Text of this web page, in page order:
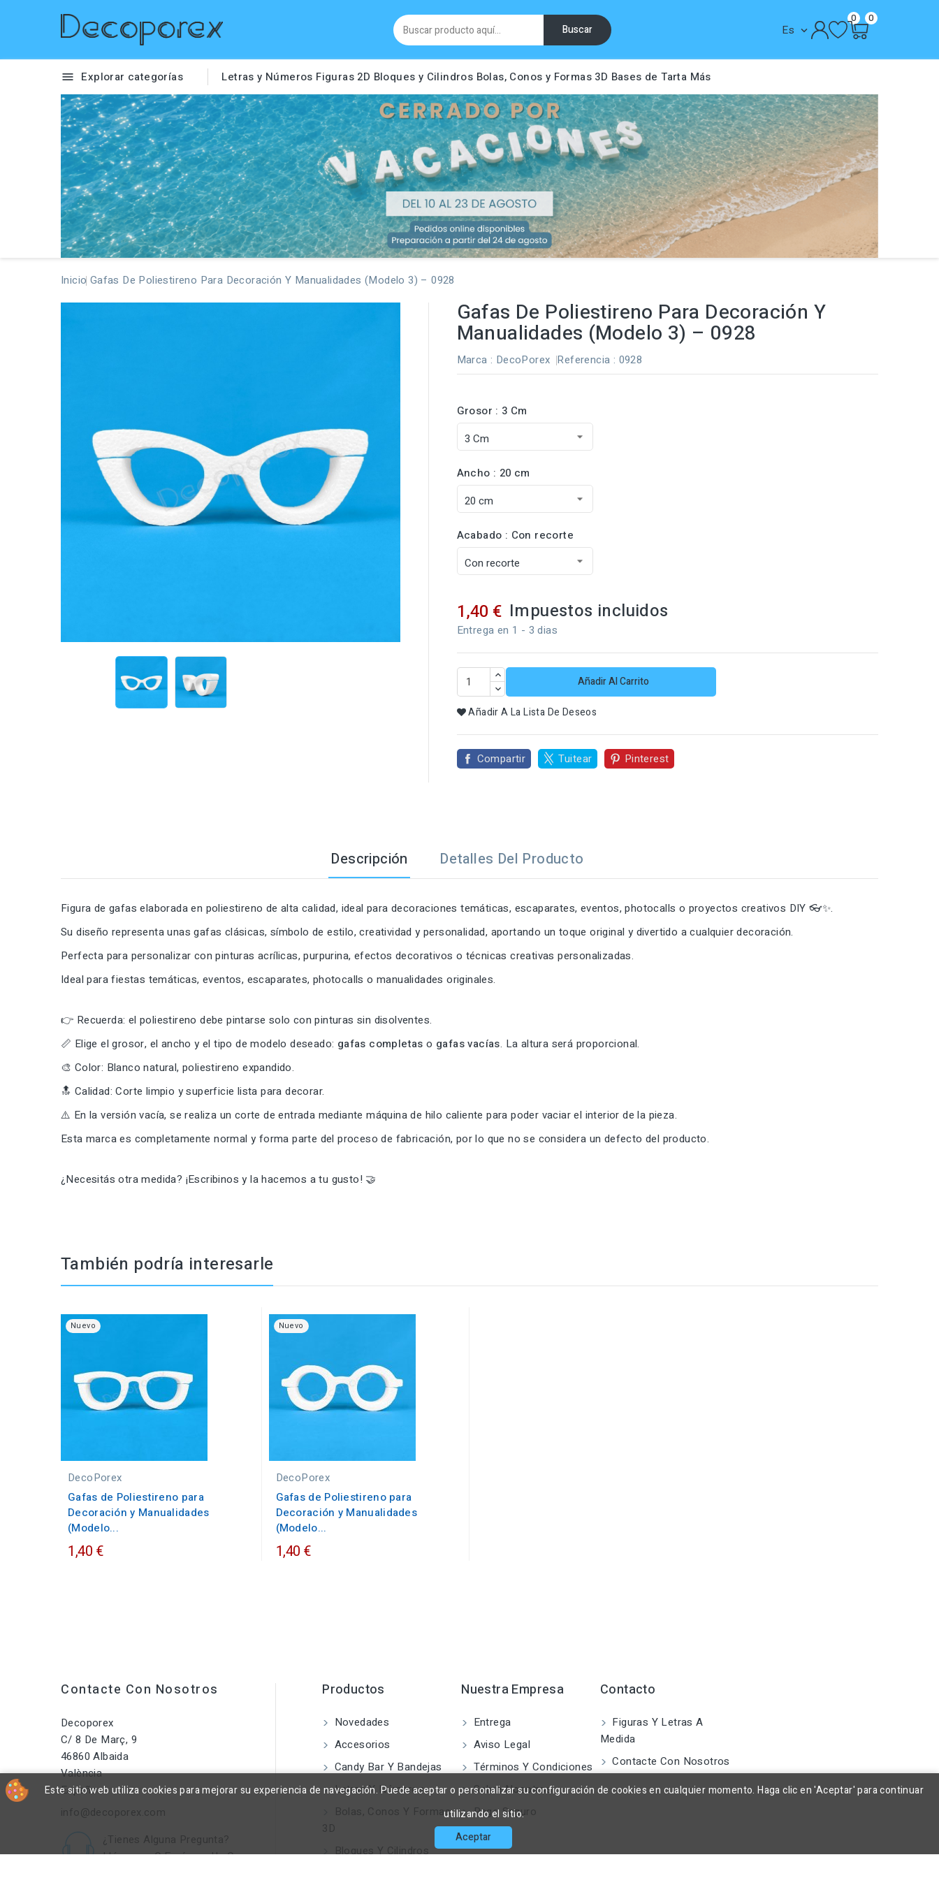
Buscar Es 
0 0
 Explorar categorías Letras y Números Figuras 2D Bloques y Cilindros Bolas, Conos y Formas 3D Bases de Tarta Más
Inicio Gafas De Poliestireno Para Decoración Y Manualidades (Modelo 3) – 0928
Gafas De Poliestireno Para Decoración Y
Manualidades (Modelo 3) – 0928
Marca : DecoPorex Referencia : 0928
Grosor : 3 Cm
Ancho : 20 cm
Acabado : Con recorte
1,40 € Impuestos incluidos
Entrega en 1 - 3 dias
Añadir Al Carrito
Añadir A La Lista De Deseos
Compartir Tuitear Pinterest
Descripción Detalles Del Producto
Figura de gafas elaborada en poliestireno de alta calidad, ideal para decoraciones temáticas, escaparates, eventos, photocalls o proyectos creativos DIY 👓✨.
Su diseño representa unas gafas clásicas, símbolo de estilo, creatividad y personalidad, aportando un toque original y divertido a cualquier decoración.
Perfecta para personalizar con pinturas acrílicas, purpurina, efectos decorativos o técnicas creativas personalizadas.
Ideal para fiestas temáticas, eventos, escaparates, photocalls o manualidades originales.
👉 Recuerda: el poliestireno debe pintarse solo con pinturas sin disolventes.
📏 Elige el grosor, el ancho y el tipo de modelo deseado: gafas completas o gafas vacías. La altura será proporcional.
🎨 Color: Blanco natural, poliestireno expandido.
🔝 Calidad: Corte limpio y superficie lista para decorar.
⚠️ En la versión vacía, se realiza un corte de entrada mediante máquina de hilo caliente para poder vaciar el interior de la pieza.
Esta marca es completamente normal y forma parte del proceso de fabricación, por lo que no se considera un defecto del producto.
¿Necesitás otra medida? ¡Escribinos y la hacemos a tu gusto! 🤝
También podría interesarle
Nuevo
DecoPorex
Gafas de Poliestireno para
Decoración y Manualidades
(Modelo...
1,40 €
Nuevo
DecoPorex
Gafas de Poliestireno para
Decoración y Manualidades
(Modelo...
1,40 €
Contacte Con Nosotros
Decoporex
C/ 8 De Març, 9
46860 Albaida
València
España
info@decoporex.com
¿Tienes Alguna Pregunta?
Llámenos O Envíanos Un Correo
Productos
Novedades
Accesorios
Candy Bar Y Bandejas
Letras Y Números
Bolas, Conos Y Formas
3D
Bloques Y Cilindros
Nuestra Empresa
Entrega
Aviso Legal
Términos Y Condiciones
Sobre Nosotros
Pago Seguro
Contacto
Figuras Y Letras A
Medida
Contacte Con Nosotros
Este sitio web utiliza cookies para mejorar su experiencia de navegación. Puede aceptar o personalizar su configuración de cookies en cualquier momento. Haga clic en 'Aceptar' para continuar
utilizando el sitio.
Aceptar